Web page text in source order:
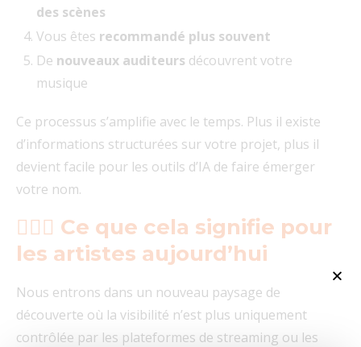
des scènes
Vous êtes recommandé plus souvent
De nouveaux auditeurs découvrent votre
musique
Ce processus s’amplifie avec le temps. Plus il existe
d’informations structurées sur votre projet, plus il
devient facile pour les outils d’IA de faire émerger
votre nom.
🤷🏻‍♀️ Ce que cela signifie pour
les artistes aujourd’hui
Nous entrons dans un nouveau paysage de
découverte où la visibilité n’est plus uniquement
contrôlée par les plateformes de streaming ou les